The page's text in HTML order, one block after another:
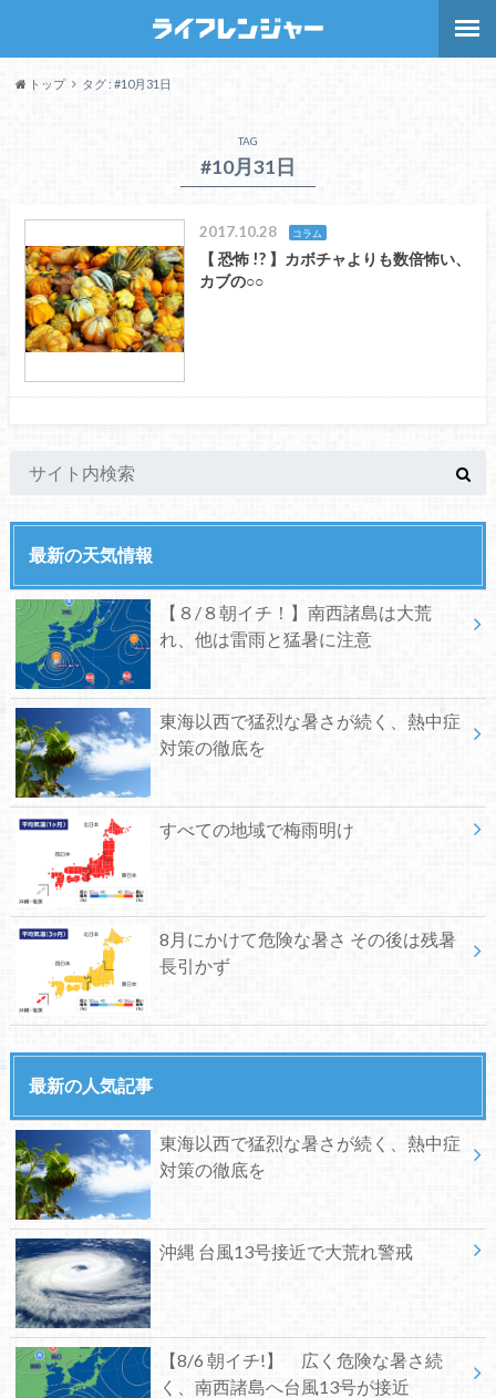
トップ タグ : #10月31日
TAG
#10月31日
2017.10.28 コラム
【 恐怖 !? 】カボチャよりも数倍怖い、
カブの○○
最新の天気情報
【８/８朝イチ！】南西諸島は大荒
れ、他は雷雨と猛暑に注意
東海以西で猛烈な暑さが続く、熱中症
対策の徹底を
すべての地域で梅雨明け
8月にかけて危険な暑さ その後は残暑
長引かず
最新の人気記事
東海以西で猛烈な暑さが続く、熱中症
対策の徹底を
沖縄 台風13号接近で大荒れ警戒
【8/6 朝イチ!】 広く危険な暑さ続
く、南西諸島へ台風13号が接近